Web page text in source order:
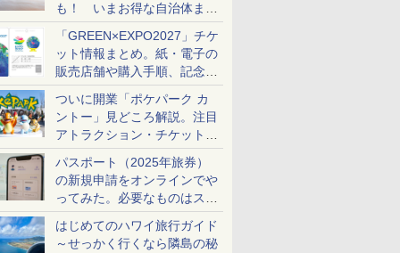
も！ いまお得な自治体まと
め
「GREEN×EXPO2027」チケ
ット情報まとめ。紙・電子の
販売店舗や購入手順、記念チ
ケットも解説
ついに開業「ポケパーク カ
ントー」見どころ解説。注目
アトラクション・チケット手
配・来場前に必要な準備は？
パスポート（2025年旅券）
の新規申請をオンラインでや
ってみた。必要なものはスマ
ホとマイナカードのみ
はじめてのハワイ旅行ガイド
～せっかく行くなら隣島の秘